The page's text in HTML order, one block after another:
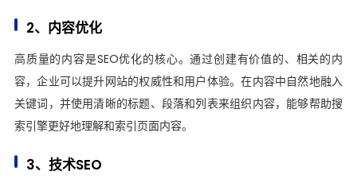
2、内容优化
高质量的内容是SEO优化的核心。通过创建有价值的、相关的内
容，企业可以提升网站的权威性和用户体验。在内容中自然地融入
关键词，并使用清晰的标题、段落和列表来组织内容，能够帮助搜
索引擎更好地理解和索引页面内容。
3、技术SEO